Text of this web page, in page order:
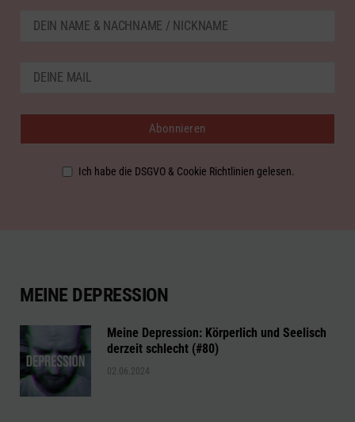
Ich habe die DSGVO & Cookie Richtlinien gelesen.
MEINE DEPRESSION
Meine Depression: Körperlich und Seelisch
derzeit schlecht (#80)
02.06.2024